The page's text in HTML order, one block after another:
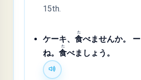
15th.
ケーキ、食
た
べませんか。
ね。食
た
べましょう。